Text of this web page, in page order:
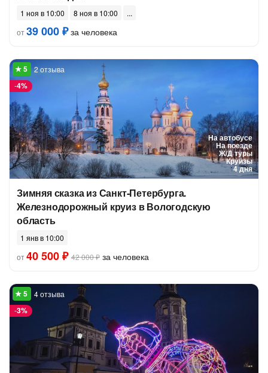
1 ноя в 10:00
8 ноя в 10:00
от39 000 ₽за человека
На автобусе
На поезде
Ж/Д туры
Круизы
4 дня
-4%
2 отзыва
Зимняя сказка из Санкт-Петербурга.
Железнодорожный круиз в Вологодскую
область
1 янв в 10:00
от40 500 ₽ 42 000 ₽ за человека
-3%
4 отзыва